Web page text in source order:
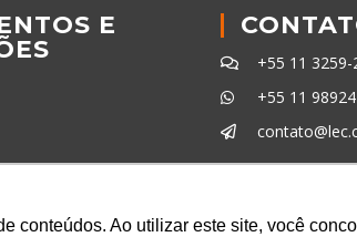
conteúdos. Ao utilizar este site, você
E
+55 11 3259-
+55 11
Ferramenta